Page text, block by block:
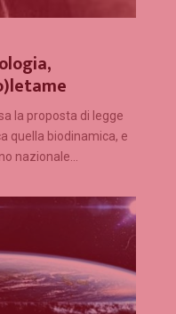
la proposta di legge
quella biodinamica, e
nazionale...